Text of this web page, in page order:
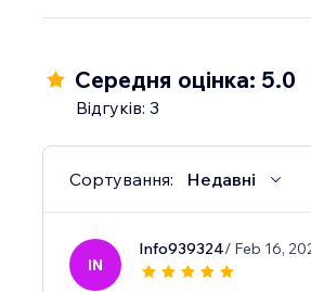
Whether you are an individual
Середня оцінка: 5.0
Відгуків: 3
Сортування: Недавні
IN
Info939324/ Feb 16,